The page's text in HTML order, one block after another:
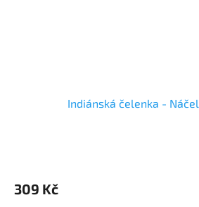
Indiánská čelenka -
309 Kč